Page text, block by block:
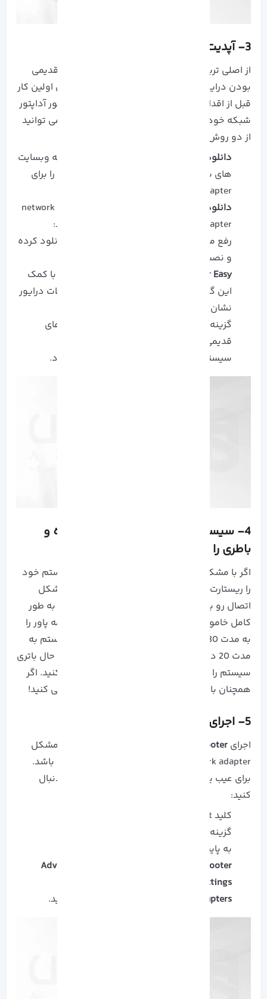
3- آپدیت درایور network adapter
از اصلی ترین مشکلات اتصال می توان به خراب یا قدیمی
بودن درایور network adapter اشاره کرد، بنابراین اولین کار
قبل از اقدام به عیب یابی روش های موجود، درایور آداپتور
شبکه خود را آپدیت کنید. برای بروز کردن درایور می توانید
از دو روش کمک بگیرید:
دانلود از وبسایت های مخصوص:
با مراجعه به وبسایت
های سازنده درایور ها آخرین نسخه از درایور را برای
network adapter دانلود و نصب کنید.
دانلود به کمک
به منظور آپدیت network
adapter به این روش مراحل زیر را دنبال کنید:
رفع مشکل
در ویندوز را دانلود کرده
و نصب کنید.
Driver Easy
را بزنید. با کمک
این گزینه، سیستم شما اسکن شده و مشکلات درایور
نشان داده می شود.
گزینه
را به منظور آپدیت درایور های
قدیمی و منسوخ کلیک کنید.
سیستم را
کنید تا تغییرات اعمال شود.
4- سیستم را به طور کامل خاموش کرده و
باطری را جدا کنید!
اگر با مشکل اتصال رو به رو شدید می توانید سیستم خود
را ریستارت کنید. اگر با انجام این کار همچنان با مشکل
اتصال رو به رو بودید، توصیه می کنیم سیستم را به طور
کامل خاموش کرده و باطری را از آن جدا کنید. دکمه پاور را
به مدت 30 دقیقه فشار داده و در مرحله بعد سیستم به
مدت 20 دقیقه هیچ اتصالی به برق نداشته باشد. حال باتری
سیستم را در جای خود قرار داده و آنرا راه اندازی کنید. اگر
همچنان با مشکل رو به رو بودید، مراحل بعد را طی کنید!
5- اجرای Network troubleshooter
اجرایNetwork Troubleshooter
می تواند در رفع مشکل
network adapter در ویندوز برای شما کمک کننده باشد.
برای عیب یابی سیستم به این روش مراحل زیر را دنبال
کنید:
کلید Start را زده و
گزینه
به پایین صفحه اسکرول کرده و
troubleshooter
Advanced network
settings
All network adapters
را بزنید.